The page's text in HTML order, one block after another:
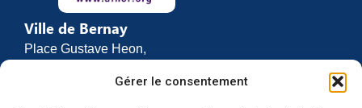
Gérer le consentement
Ville de Bernay
Place Gustave Heon,
27307 BERNAY